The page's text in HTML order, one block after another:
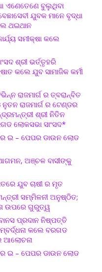
ଏଣେତେଣେ ବୁଲୁଥିବା
ଯୁବକ ମାନେ ବୃଦ୍ଧା
ଥଇଥାନ
ସମୀକ୍ଷା କଲେ
ଶ୍ରୀ ଭର୍ତ୍ତୃହରି
କଲେ ଯୁବ ସାମାଜିକ କର୍ମୀ
ରାଜମାର୍ଗ ର ତ୍ବରାନ୍ବିତ
ରାଜମାର୍ଗ ର ଟେଣ୍ଡର
ଶ୍ରୀ ନିତିନ
ଲୋକସଭା ସାଂସଦ*
– ପେପର ଡାଉନ ଲୋଡ
ଆଗମନ, ଅଞ୍ଚଳ ବାସୀଙ୍କୁ
ଯୁବ ଚାଷୀ ର ମୃତ
ସମ୍ମିଳନୀ ଅନୁଷ୍ଠିତ;
ଉପରେ ଗୁରୁତ୍ୱ
ପ୍ରଦାନ ନିଷ୍ପତ୍ତି
କଲେ ବରଗଡ
ଆଲୋଚନା
– ପେପର ଡାଉନ ଲୋଡ